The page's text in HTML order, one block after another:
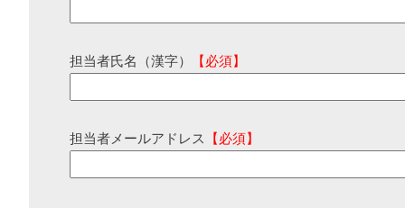
担当者氏名（漢字） 【必須】
担当者メールアドレス 【必須】